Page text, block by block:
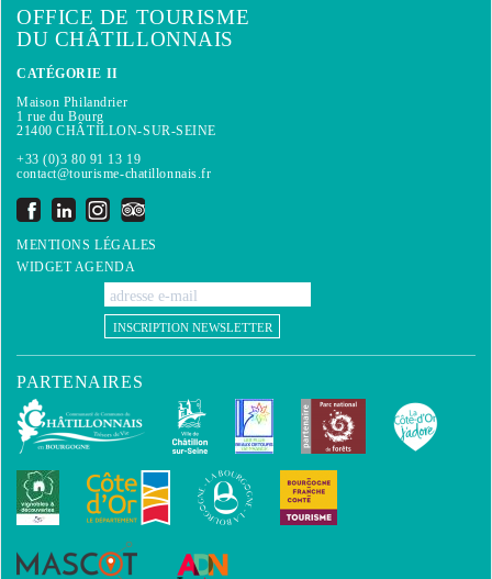
OFFICE DE TOURISME
DU CHÂTILLONNAIS
CATÉGORIE II
Maison Philandrier
1 rue du Bourg
21400 CHÂTILLON-SUR-SEINE
+33 (0)3 80 91 13 19
contact@tourisme-chatillonnais.fr
MENTIONS LÉGALES
WIDGET AGENDA
INSCRIPTION NEWSLETTER
PARTENAIRES